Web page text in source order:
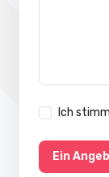
Ich
Ein